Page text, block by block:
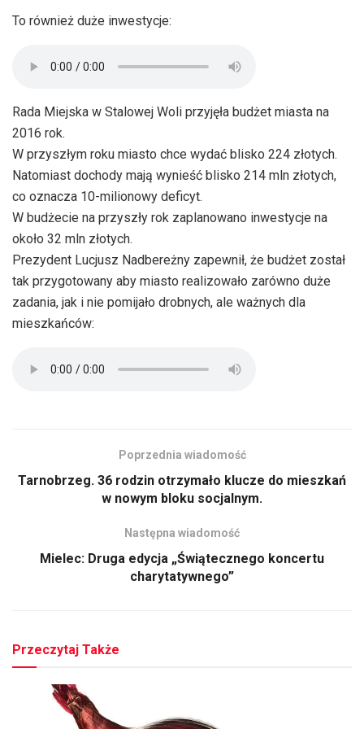
To również duże inwestycje:
Rada Miejska w Stalowej Woli przyjęła budżet miasta na
2016 rok.
W przyszłym roku miasto chce wydać blisko 224 złotych.
Natomiast dochody mają wynieść blisko 214 mln złotych,
co oznacza 10-milionowy deficyt.
W budżecie na przyszły rok zaplanowano inwestycje na
około 32 mln złotych.
Prezydent Lucjusz Nadbereżny zapewnił, że budżet został
tak przygotowany aby miasto realizowało zarówno duże
zadania, jak i nie pomijało drobnych, ale ważnych dla
mieszkańców:
Poprzednia wiadomość
Tarnobrzeg. 36 rodzin otrzymało klucze do mieszkań
w nowym bloku socjalnym.
Następna wiadomość
Mielec: Druga edycja „Świątecznego koncertu
charytatywnego”
Przeczytaj Także